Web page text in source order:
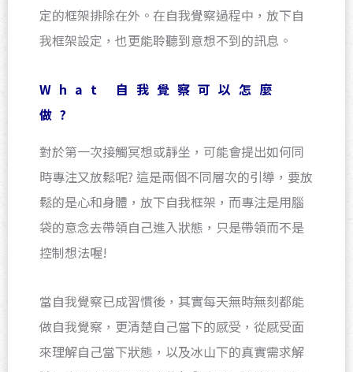
定的框架排除在外。在自我覺察過程中，放下自
我框架設定，也更能聆聽到意想不到的訊息。
What 自我覺察可以怎麼
做?
對於第一次接觸冥想或靜坐，可能會提出如何同
時專注又放鬆呢? 這是兩個不同層次的引導，要放
鬆的是心和身體，放下自我框架，而專注是用腦
袋的意念去帶領自己進入狀態，只是帶領而不是
控制想法喔!
當自我覺察已成習慣後，其實每天無時無刻都能
做自我覺察，更清楚自己當下的感受，從感受面
來理解自己當下狀態，以及冰山下的真實需求解